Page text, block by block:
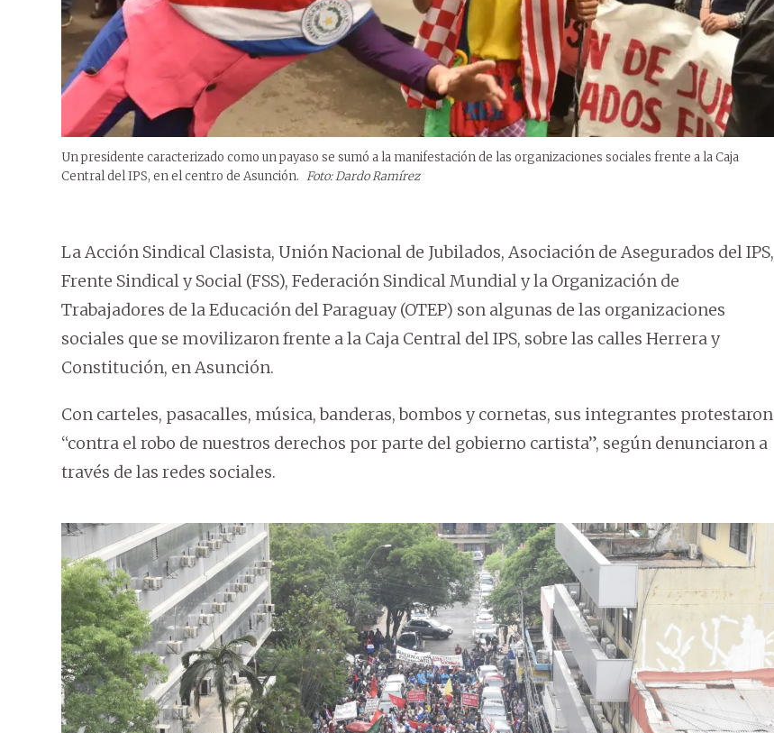
Un presidente caracterizado como un payaso se sumó a la manifestación de las organizaciones sociales frente a la Caja
Central del IPS, en el centro de Asunción. Foto: Dardo Ramírez
La Acción Sindical Clasista, Unión Nacional de Jubilados, Asociación de Asegurados del IPS,
Frente Sindical y Social (FSS), Federación Sindical Mundial y la Organización de
Trabajadores de la Educación del Paraguay (OTEP) son algunas de las organizaciones
sociales que se movilizaron frente a la Caja Central del IPS, sobre las calles Herrera y
Constitución, en Asunción.
Con carteles, pasacalles, música, banderas, bombos y cornetas, sus integrantes protestaron
“contra el robo de nuestros derechos por parte del gobierno cartista”, según denunciaron a
través de las redes sociales.